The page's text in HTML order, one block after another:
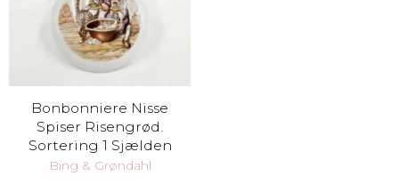
Bonbonniere Nisse
Spiser Risengrød.
Sortering 1 Sjælden
Bing & Grøndahl